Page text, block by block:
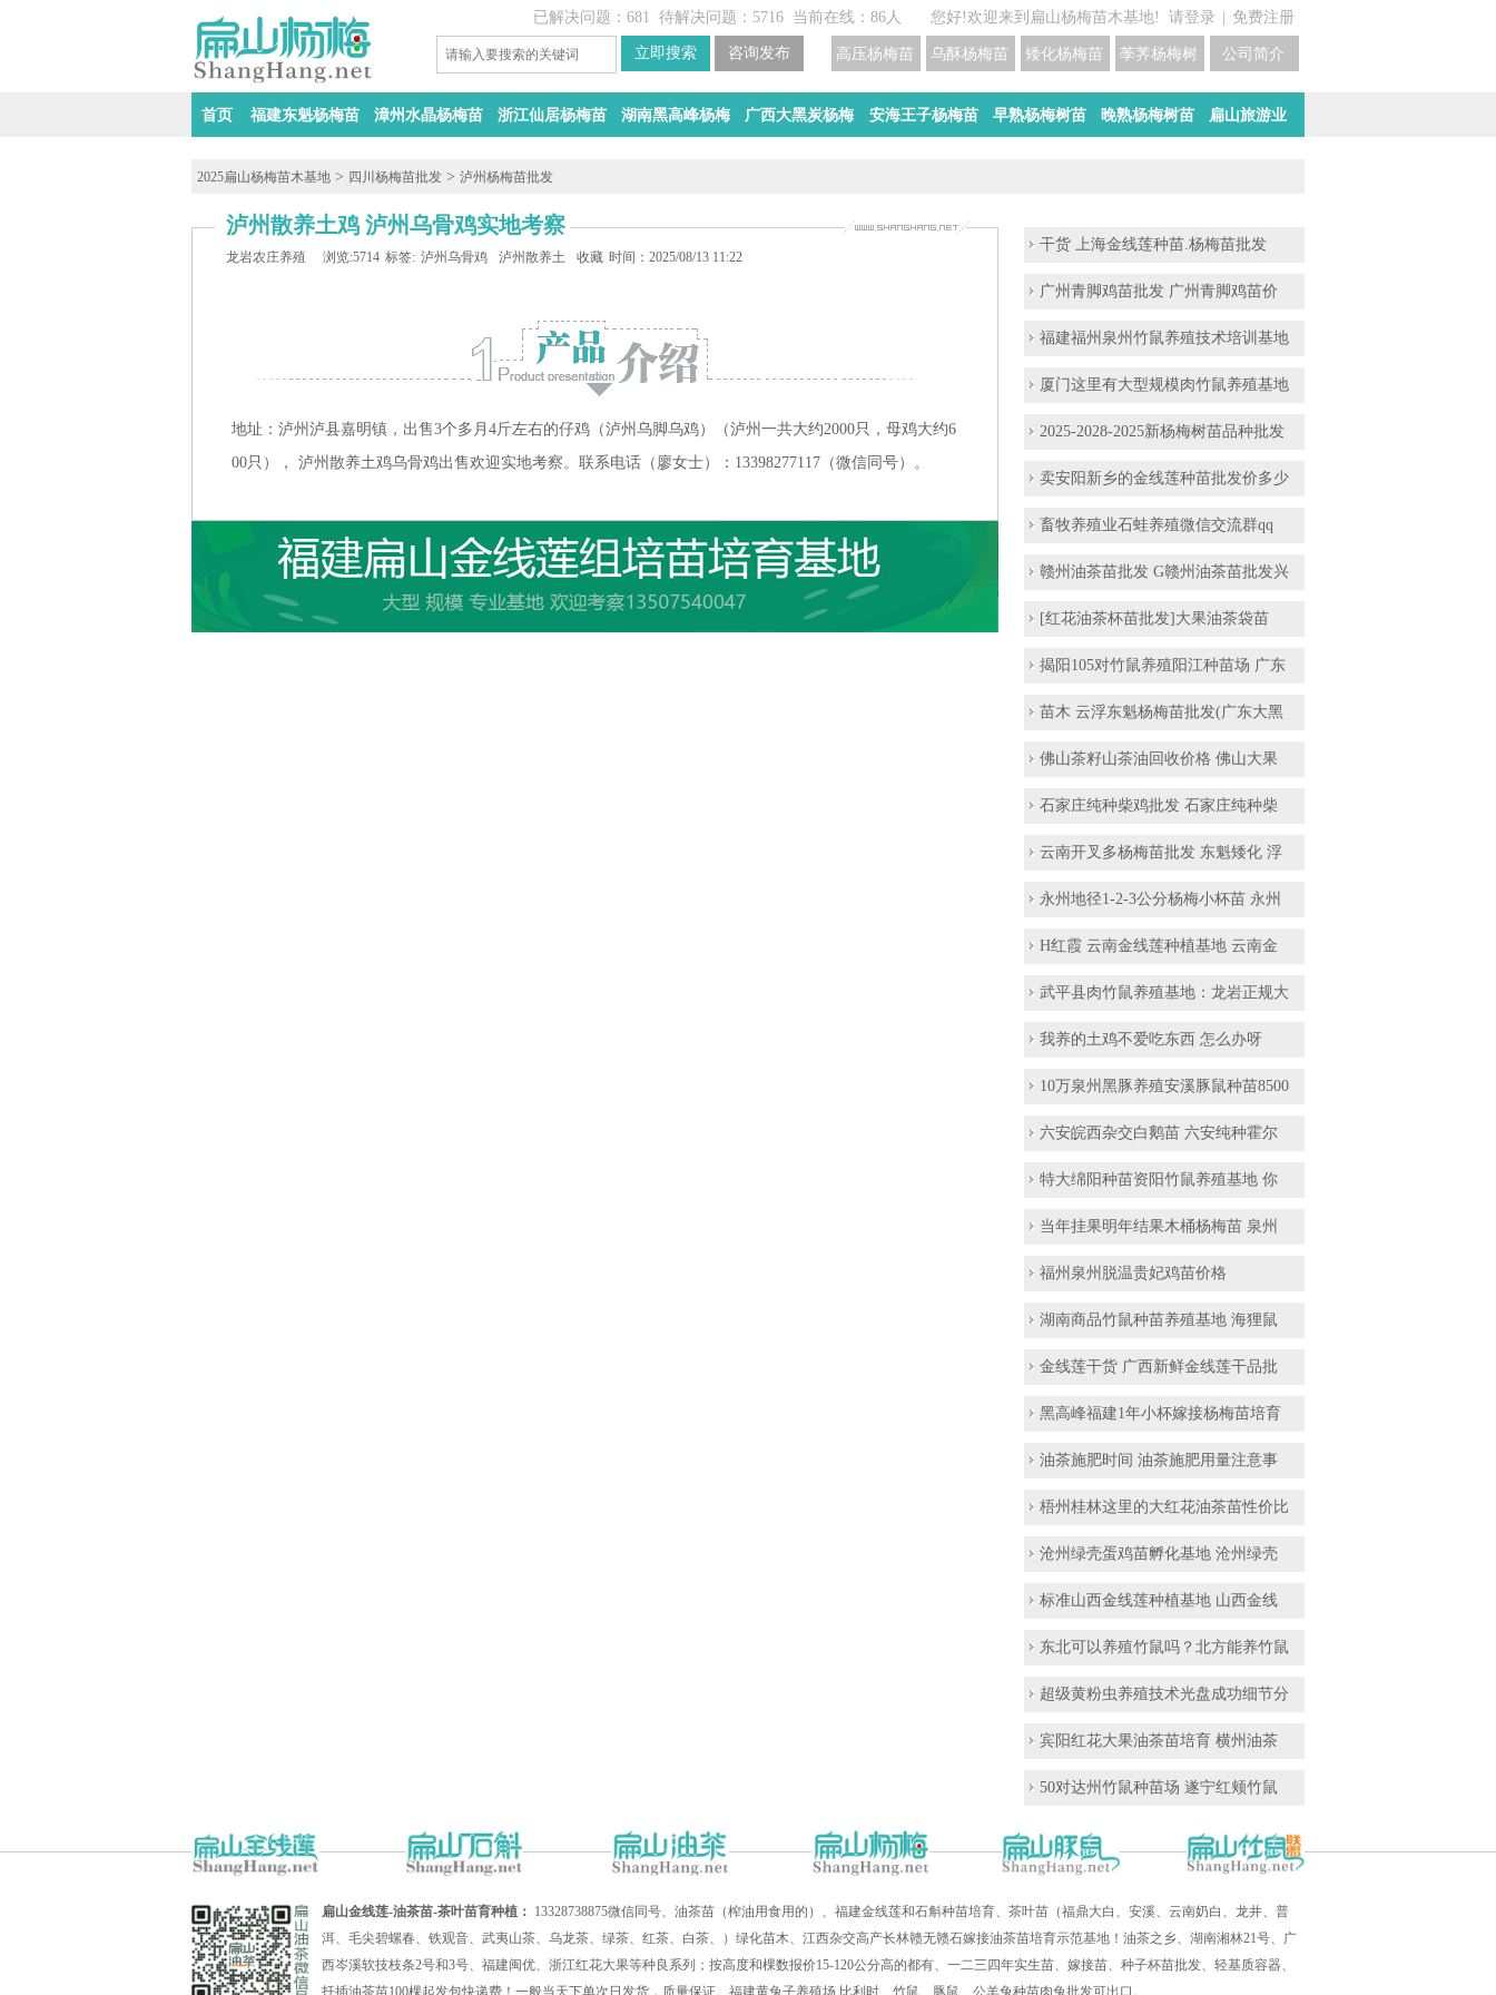
您好!欢迎来到扁山杨梅苗木基地! 请登录 免费注册
已解决问题：681 待解决问题：5716 当前在线：86人
公司简介
荸荠杨梅树苗培育
矮化杨梅苗价格
乌酥杨梅苗培育基地
高压杨梅苗
首页 福建东魁杨梅苗 漳州水晶杨梅苗 浙江仙居杨梅苗 湖南黑高峰杨梅 广西大黑炭杨梅 安海王子杨梅苗 早熟杨梅树苗 晚熟杨梅树苗 扁山旅游业
2025扁山杨梅苗木基地 > 四川杨梅苗批发 > 泸州杨梅苗批发
泸州散养土鸡 泸州乌骨鸡实地考察
龙岩农庄养殖 浏览:5714 标签: 泸州乌骨鸡 泸州散养土鸡收藏 时间：2025/08/13 11:22
地址：泸州泸县嘉明镇，出售3个多月4斤左右的仔鸡（泸州乌脚乌鸡）（泸州一共大约2000只，母鸡大约6
00只）， 泸州散养土鸡乌骨鸡出售欢迎实地考察。联系电话（廖女士）：13398277117（微信同号）。
干货 上海金线莲种苗.杨梅苗批发
广州青脚鸡苗批发 广州青脚鸡苗价
福建福州泉州竹鼠养殖技术培训基地
厦门这里有大型规模肉竹鼠养殖基地
2025-2028-2025新杨梅树苗品种批发
卖安阳新乡的金线莲种苗批发价多少
畜牧养殖业石蛙养殖微信交流群qq
赣州油茶苗批发 G赣州油茶苗批发兴
[红花油茶杯苗批发]大果油茶袋苗
揭阳105对竹鼠养殖阳江种苗场 广东
苗木 云浮东魁杨梅苗批发(广东大黑
佛山茶籽山茶油回收价格 佛山大果
石家庄纯种柴鸡批发 石家庄纯种柴
云南开叉多杨梅苗批发 东魁矮化 浮
永州地径1-2-3公分杨梅小杯苗 永州
H红霞 云南金线莲种植基地 云南金
武平县肉竹鼠养殖基地：龙岩正规大
我养的土鸡不爱吃东西 怎么办呀
10万泉州黑豚养殖安溪豚鼠种苗8500
六安皖西杂交白鹅苗 六安纯种霍尔
特大绵阳种苗资阳竹鼠养殖基地 你
当年挂果明年结果木桶杨梅苗 泉州
福州泉州脱温贵妃鸡苗价格
湖南商品竹鼠种苗养殖基地 海狸鼠
金线莲干货 广西新鲜金线莲干品批
黑高峰福建1年小杯嫁接杨梅苗培育
油茶施肥时间 油茶施肥用量注意事
梧州桂林这里的大红花油茶苗性价比
沧州绿壳蛋鸡苗孵化基地 沧州绿壳
标准山西金线莲种植基地 山西金线
东北可以养殖竹鼠吗？北方能养竹鼠
超级黄粉虫养殖技术光盘成功细节分
宾阳红花大果油茶苗培育 横州油茶
50对达州竹鼠种苗场 遂宁红颊竹鼠
扁山金线莲-油茶苗-茶叶苗育种植： 13328738875微信同号、油茶苗（榨油用食用的）、福建金线莲和石斛种苗培育、茶叶苗（福鼎大白、安溪、云南奶白、龙井、普
洱、毛尖碧螺春、铁观音、武夷山茶、乌龙茶、绿茶、红茶、白茶、）绿化苗木、江西杂交高产长林赣无赣石嫁接油茶苗培育示范基地！油茶之乡、湖南湘林21号、广
西岑溪软技枝条2号和3号、福建闽优、浙江红花大果等种良系列；按高度和棵数报价15-120公分高的都有、一二三四年实生苗、嫁接苗、种子杯苗批发、轻基质容器、
扦插油茶苗100棵起发包快递费！一般当天下单次日发货，质量保证。福建黄兔子养殖场,比利时、竹鼠、豚鼠、公羊兔种苗肉兔批发可出口。